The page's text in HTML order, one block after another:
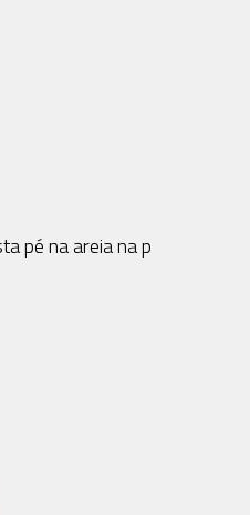
pé na areia na p